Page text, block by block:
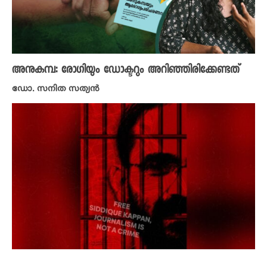
അനുകമ്പ: രോഗിയും ഡോക്ടറും അറിഞ്ഞിരിക്കേണ്ടത്
ഡോ. സനിത സത്യൻ